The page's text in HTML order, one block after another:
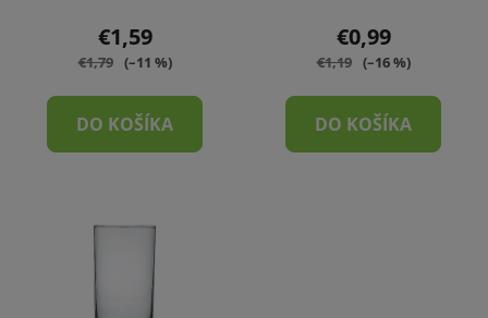
€1,59
€1,79 (–11 %)
DO KOŠÍKA
€0,99
€1,19 (–16 %)
DO KOŠÍKA